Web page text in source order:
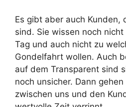
Es gibt aber auch Kunden,
sind. Sie wissen noch
Tag und auch nicht zu
Gondelfahrt wollen. Auch
auf dem Transparent sind
noch unsicher. Dann
zwischen uns und den